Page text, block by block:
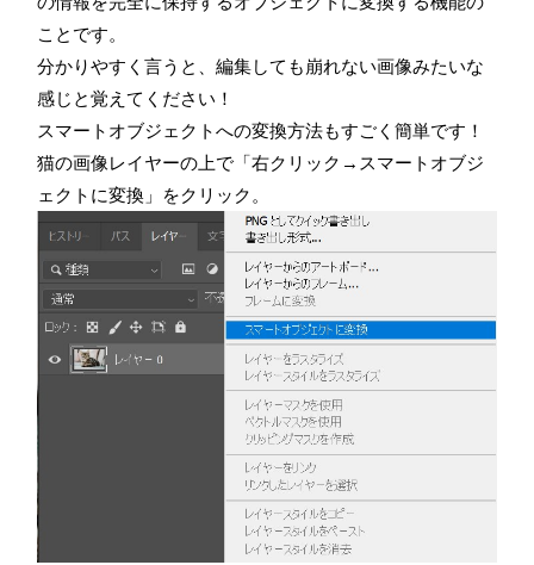
ことです。
分かりやすく言うと、編集しても崩れない画像みたいな
感じと覚えてください！
スマートオブジェクトへの変換方法もすごく簡単です！
猫の画像レイヤーの上で「右クリック→スマートオブジ
ェクトに変換」をクリック。